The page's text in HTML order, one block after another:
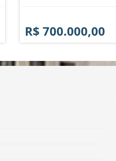
R$ 700.000,00